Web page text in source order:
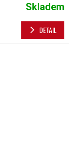
Skladem
DETAIL